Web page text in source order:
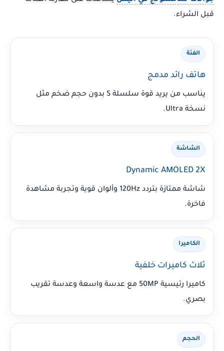
قبل الشراء.
الفئة
هاتف رائد مدمج
يناسب من يريد قوة سلسلة S بدون حجم ضخم مثل
نسخة Ultra.
الشاشة
Dynamic AMOLED 2X
شاشة ممتازة بتردد 120Hz وألوان قوية وتجربة مشاهدة
فاخرة.
الكاميرا
ثلاث كاميرات خلفية
كاميرا رئيسية 50MP مع عدسة واسعة وعدسة تقريب
بصري.
الحجم